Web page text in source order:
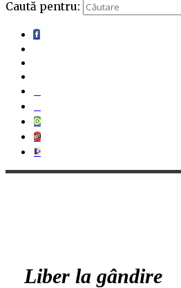
Caută pentru:
Liber la gândire